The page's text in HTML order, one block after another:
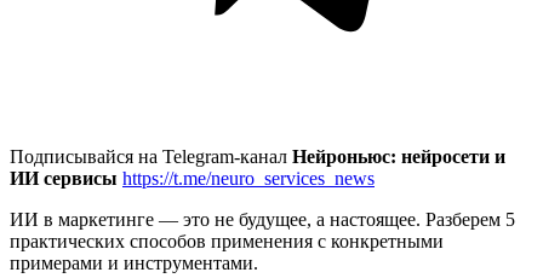
Подписывайся на Telegram-канал Нейроньюс: нейросети и
ИИ сервисы https://t.me/neuro_services_news
ИИ в маркетинге — это не будущее, а настоящее. Разберем 5
практических способов применения с конкретными
примерами и инструментами.